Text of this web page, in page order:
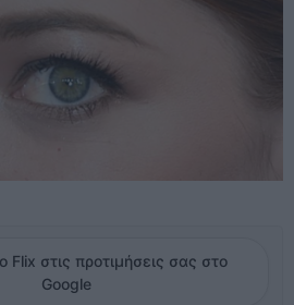
Flix στις προτιμήσεις σας στο
Google